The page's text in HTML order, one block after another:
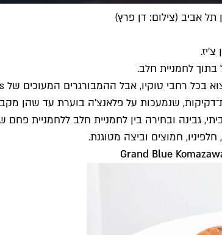
אביב (צילום: דן פרץ)
בתוך לחמניית חלב.
יפני שלו, דקיקות־דקיקות, שנמעכות על פלאנצ’ה
גבינה ובחירה בין לחמניית חלב ללחמניית
חמוצים וביצה מטוגנת.